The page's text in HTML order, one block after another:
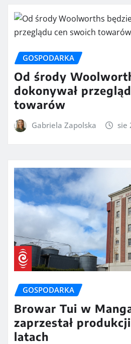
GOSPODARKA
Od środy
dokonywał
towarów
Gabriela Zapolska sie
GOSPODARKA
Browar Tui w
zaprzestał
latach